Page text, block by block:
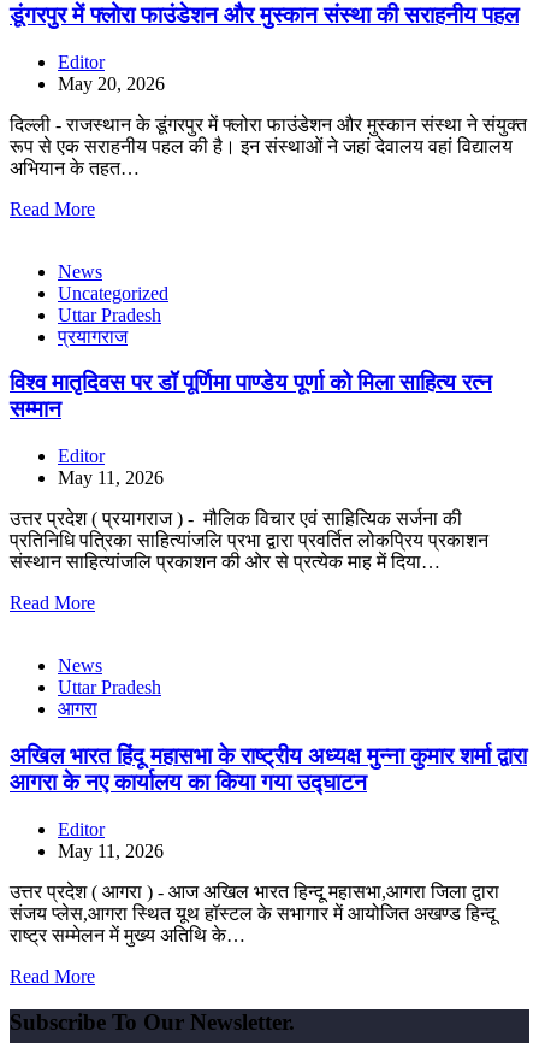
डूंगरपुर में फ्लोरा फाउंडेशन और मुस्कान संस्था की सराहनीय पहल
Editor
May 20, 2026
दिल्ली - राजस्थान के डूंगरपुर में फ्लोरा फाउंडेशन और मुस्कान संस्था ने संयुक्त
रूप से एक सराहनीय पहल की है। इन संस्थाओं ने जहां देवालय वहां विद्यालय
अभियान के तहत…
Read More
News
Uncategorized
Uttar Pradesh
प्रयागराज
विश्व मातृदिवस पर डॉ पूर्णिमा पाण्डेय पूर्णा को मिला साहित्य रत्न
सम्मान
Editor
May 11, 2026
उत्तर प्रदेश ( प्रयागराज ) - मौलिक विचार एवं साहित्यिक सर्जना की
प्रतिनिधि पत्रिका साहित्यांजलि प्रभा द्वारा प्रवर्तित लोकप्रिय प्रकाशन
संस्थान साहित्यांजलि प्रकाशन की ओर से प्रत्येक माह में दिया…
Read More
News
Uttar Pradesh
आगरा
अखिल भारत हिंदू महासभा के राष्ट्रीय अध्यक्ष मुन्ना कुमार शर्मा द्वारा
आगरा के नए कार्यालय का किया गया उद्घाटन
Editor
May 11, 2026
उत्तर प्रदेश ( आगरा ) - आज अखिल भारत हिन्दू महासभा,आगरा जिला द्वारा
संजय प्लेस,आगरा स्थित यूथ हॉस्टल के सभागार में आयोजित अखण्ड हिन्दू
राष्ट्र सम्मेलन में मुख्य अतिथि के…
Read More
Subscribe To Our Newsletter.